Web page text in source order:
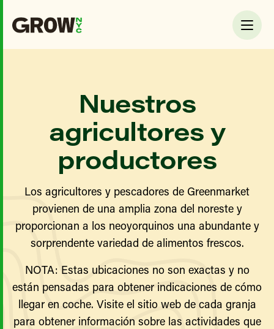
Nuestros
agricultores y
productores
Los agricultores y pescadores de Greenmarket
provienen de una amplia zona del noreste y
proporcionan a los neoyorquinos una abundante y
sorprendente variedad de alimentos frescos.
NOTA: Estas ubicaciones no son exactas y no
están pensadas para obtener indicaciones de cómo
llegar en coche. Visite el sitio web de cada granja
para obtener información sobre las actividades que